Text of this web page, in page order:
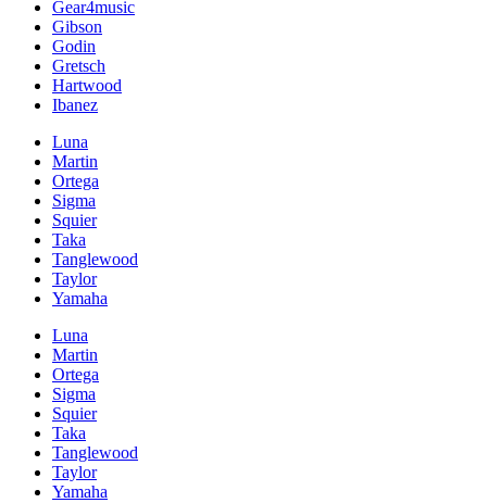
Gear4music
Gibson
Godin
Gretsch
Hartwood
Ibanez
Luna
Martin
Ortega
Sigma
Squier
Taka
Tanglewood
Taylor
Yamaha
Luna
Martin
Ortega
Sigma
Squier
Taka
Tanglewood
Taylor
Yamaha